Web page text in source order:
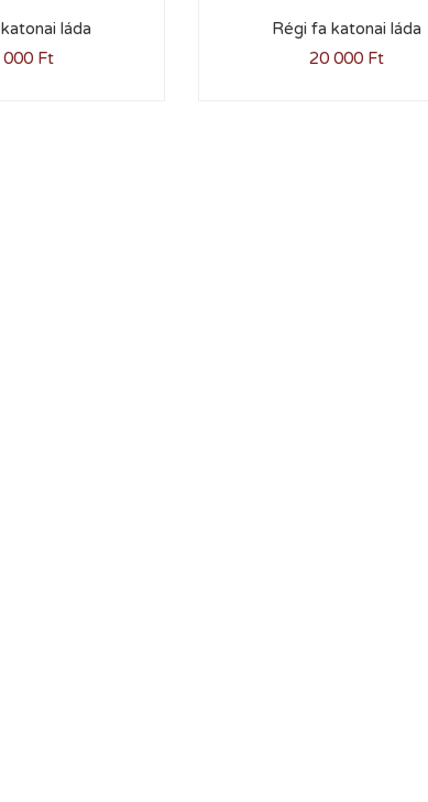
láda
000 Ft
Régi fa katonai láda
20 000 Ft